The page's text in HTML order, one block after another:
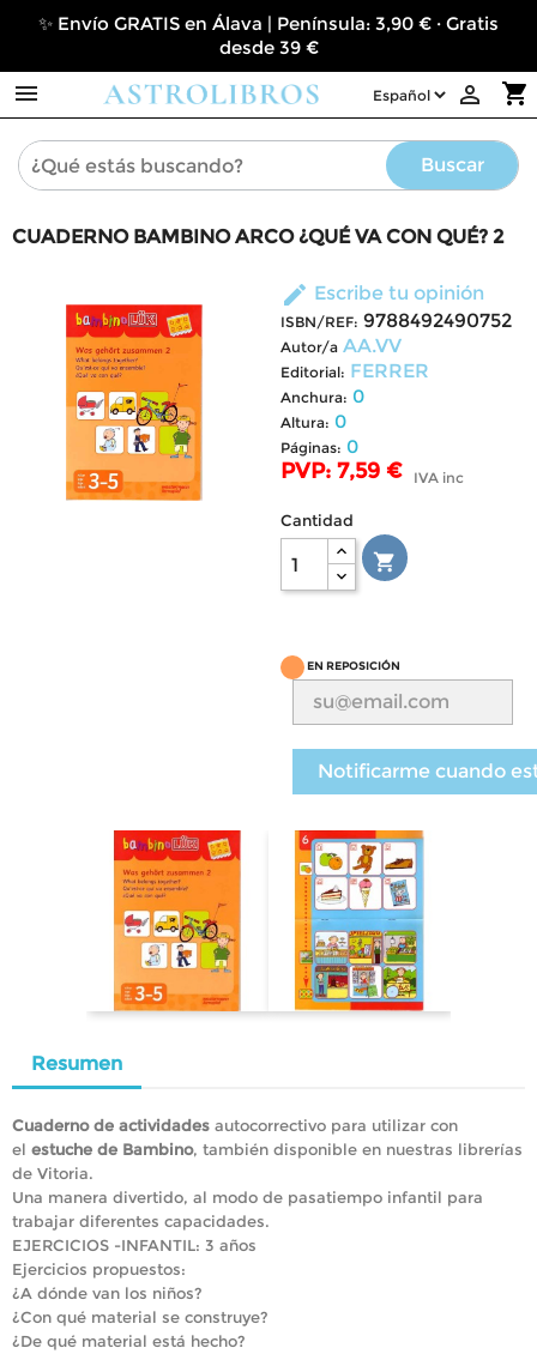
✨ Envío GRATIS en Álava | Península: 3,90 € · Gratis
desde 39 €
 shopping_cart

Buscar
CUADERNO BAMBINO ARCO ¿QUÉ VA CON QUÉ? 2
edit Escribe tu opinión
ISBN/REF: 9788492490752
Autor/a AA.VV
Editorial: FERRER
Anchura: 0
Altura: 0
Páginas: 0
PVP: 7,59 € IVA inc
Cantidad

EN REPOSICIÓN
Notificarme cuando
Resumen
Cuaderno de actividades autocorrectivo para utilizar con
el estuche de Bambino, también disponible en nuestras librerías
de Vitoria.
Una manera divertido, al modo de pasatiempo infantil para
trabajar diferentes capacidades.
EJERCICIOS -INFANTIL: 3 años
Ejercicios propuestos:
¿A dónde van los niños?
¿Con qué material se construye?
¿De qué material está hecho?